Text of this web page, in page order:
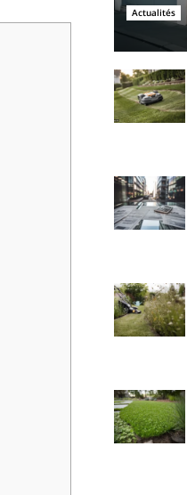
Actualités